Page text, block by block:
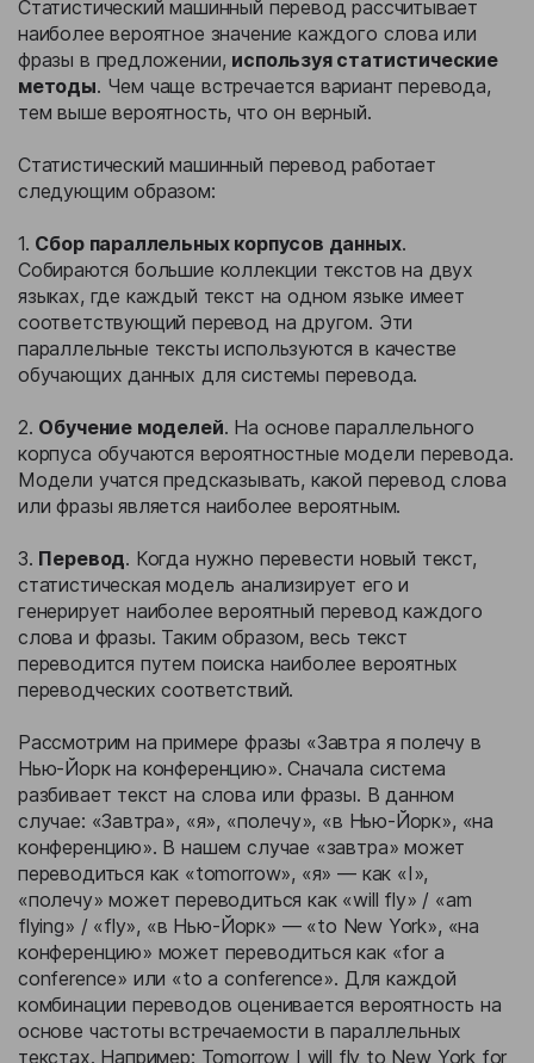
Статистический машинный перевод рассчитывает
наиболее вероятное значение каждого слова или
фразы в предложении, используя статистические
методы. Чем чаще встречается вариант перевода,
тем выше вероятность, что он верный.
Статистический машинный перевод работает
следующим образом:
1. Сбор параллельных корпусов данных.
Собираются большие коллекции текстов на двух
языках, где каждый текст на одном языке имеет
соответствующий перевод на другом. Эти
параллельные тексты используются в качестве
обучающих данных для системы перевода.
2. Обучение моделей. На основе параллельного
корпуса обучаются вероятностные модели перевода.
Модели учатся предсказывать, какой перевод слова
или фразы является наиболее вероятным.
3. Перевод. Когда нужно перевести новый текст,
статистическая модель анализирует его и
генерирует наиболее вероятный перевод каждого
слова и фразы. Таким образом, весь текст
переводится путем поиска наиболее вероятных
переводческих соответствий.
Рассмотрим на примере фразы «Завтра я полечу в
Нью-Йорк на конференцию». Сначала система
разбивает текст на слова или фразы. В данном
случае: «Завтра», «я», «полечу», «в Нью-Йорк», «на
конференцию». В нашем случае «завтра» может
переводиться как «tomorrow», «я» — как «I»,
«полечу» может переводиться как «will fly» / «am
flying» / «fly», «в Нью-Йорк» — «to New York», «на
конференцию» может переводиться как «for a
conference» или «to a conference». Для каждой
комбинации переводов оценивается вероятность на
основе частоты встречаемости в параллельных
текстах. Например: Tomorrow I will fly to New York for